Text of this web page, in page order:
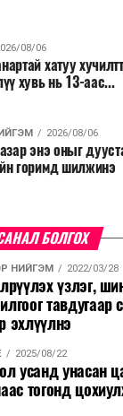
цахимаар
үүрэг
сайжирч, эдийн
08/06
хатуу
хувь нь 13-аас...
2026/08/06
энэ оныг
горимд шилжинэ
БОЛГОХ
НИЙГЭМ 2022/03/28
үзлэг,
тавдугаар
эхлүүлнэ
2025/08/22
усанд унасан
тогонд